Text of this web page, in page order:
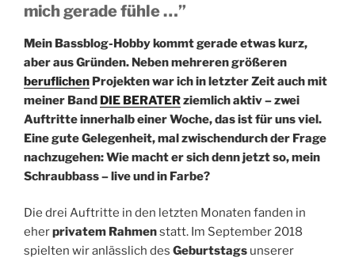
mich gerade fühle …”
Mein Bassblog-Hobby kommt gerade etwas kurz,
aber aus Gründen. Neben mehreren größeren
beruflichen Projekten war ich in letzter Zeit auch mit
meiner Band DIE BERATERziemlich aktiv – zwei
Auftritte innerhalb einer Woche, das ist für uns viel.
Eine gute Gelegenheit, mal zwischendurch der Frage
nachzugehen: Wie macht er sich denn jetzt so, mein
Schraubbass – live und in Farbe?
Die drei Auftritte in den letzten Monaten fanden in
eherprivatem Rahmenstatt. Im September 2018
spielten wir anlässlich des Geburtstags unserer